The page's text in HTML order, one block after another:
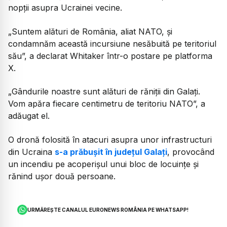
nopții asupra Ucrainei vecine.
„Suntem alături de România, aliat NATO, și
condamnăm această incursiune nesăbuită pe teritoriul
său”, a declarat Whitaker într-o postare pe platforma
X.
„Gândurile noastre sunt alături de răniții din Galați.
Vom apăra fiecare centimetru de teritoriu NATO”, a
adăugat el.
O dronă folosită în atacuri asupra unor infrastructuri
din Ucraina s-a prăbușit în județul Galați, provocând
un incendiu pe acoperișul unui bloc de locuințe și
rănind ușor două persoane.
URMĂREȘTE CANALUL EURONEWS ROMÂNIA PE WHATSAPP!